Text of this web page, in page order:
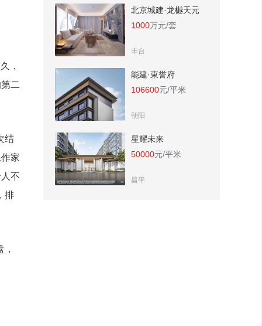
，
二
结
家
不
排
北京城建·龙樾天元
1000万元/套
丰台
能建·東誉府
106600元/平米
朝阳
星耀未来
50000元/平米
昌平